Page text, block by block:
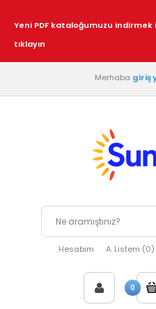
Yeni PDF kataloğumuzu indirmek
tıklayın
Merhaba giriş
Hesabım A. Listem (0)
0